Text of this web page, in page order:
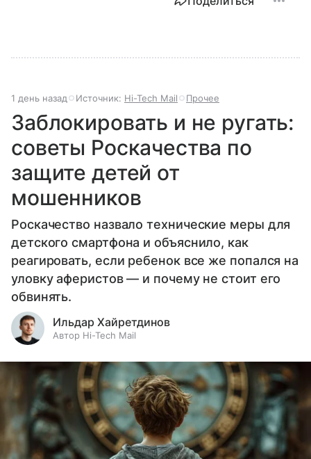
1 день назад Источник: Hi-Tech Mail Прочее
Заблокировать и не ругать:
советы Роскачества по
защите детей от
мошенников
Роскачество назвало технические меры для
детского смартфона и объяснило, как
реагировать, если ребенок все же попался на
уловку аферистов — и почему не стоит его
обвинять.
Ильдар Хайретдинов
Автор Hi-Tech Mail